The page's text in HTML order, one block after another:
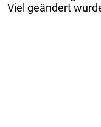
Viel geändert